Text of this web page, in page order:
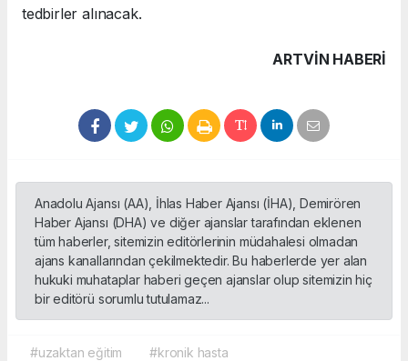
tedbirler alınacak.
ARTVIN HABERİ
Anadolu Ajansı (AA), İhlas Haber Ajansı (İHA), Demirören
Haber Ajansı (DHA) ve diğer ajanslar tarafından eklenen
tüm haberler, sitemizin editörlerinin müdahalesi olmadan
ajans kanallarından çekilmektedir. Bu haberlerde yer alan
hukuki muhataplar haberi geçen ajanslar olup sitemizin hiç
bir editörü sorumlu tutulamaz...
#uzaktan eğitim #kronik hasta